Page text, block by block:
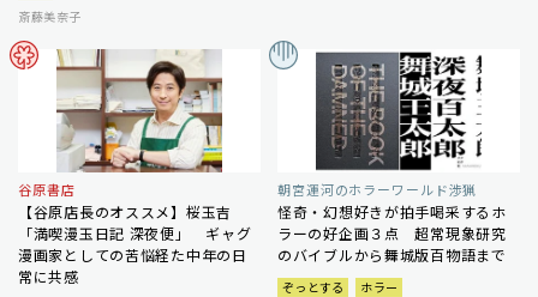
斎藤美奈子
谷原書店
【谷原店長のオススメ】桜玉吉
「満喫漫玉日記 深夜便」 ギャグ
漫画家としての苦悩経た中年の日
常に共感
朝宮運河のホラーワールド渉猟
怪奇・幻想好きが拍手喝采するホ
ラーの好企画３点 超常現象研究
のバイブルから舞城版百物語まで
ぞっとする
ホラー